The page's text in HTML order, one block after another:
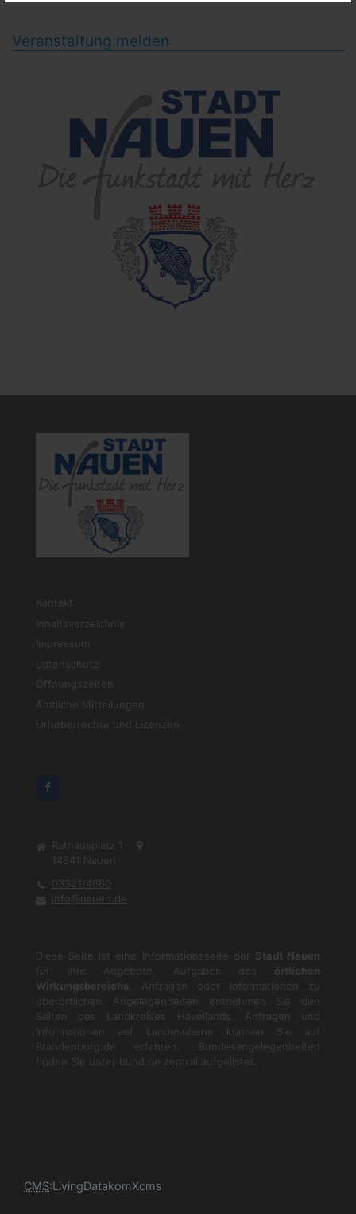
Veranstaltung melden
Kontakt
Inhaltsverzeichnis
Impressum
Datenschutz
Öffnungszeiten
Amtliche Mitteilungen
Urheberrechte und Lizenzen
Rathausplatz 1
14641
Nauen
03321/4080
info@nauen.de
Diese Seite ist eine Informationsseite der Stadt Nauen
für ihre Angebote, Aufgaben des örtlichen
Wirkungsbereichs . Anfragen oder Informationen zu
überörtlichen Angelegenheiten entnehmen Sie den
Seiten des Landkreises Havellands. Anfragen und
Informationen auf Landesebene können Sie auf
Brandenburg.de
erfahren. Bundesangelegenheiten
finden Sie unter
bund.de zentral aufgelistet.
CMS:LivingDatakomXcms